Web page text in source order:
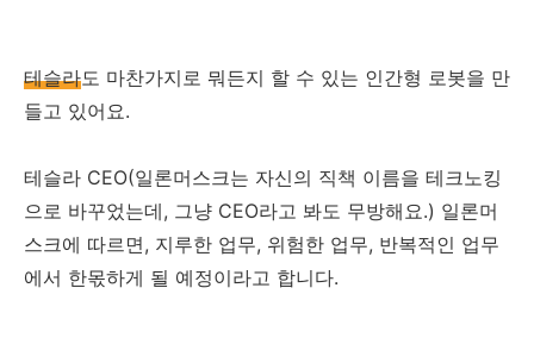
테슬라도 마찬가지로 뭐든지 할 수 있는 인간형 로봇을 만
들고 있어요.
테슬라 CEO(일론머스크는 자신의 직책 이름을 테크노킹
으로 바꾸었는데, 그냥 CEO라고 봐도 무방해요.) 일론머
스크에 따르면, 지루한 업무, 위험한 업무, 반복적인 업무
에서 한몫하게 될 예정이라고 합니다.